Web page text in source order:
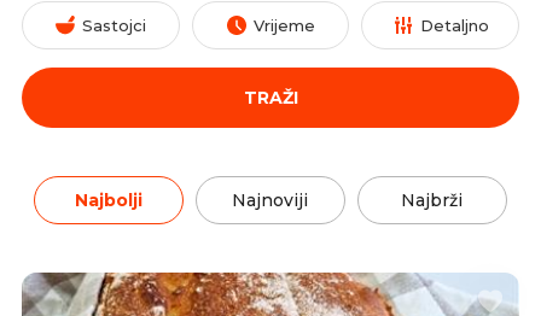
Sastojci Vrijeme Detaljno
TRAŽI
Najbolji Najnoviji Najbrži